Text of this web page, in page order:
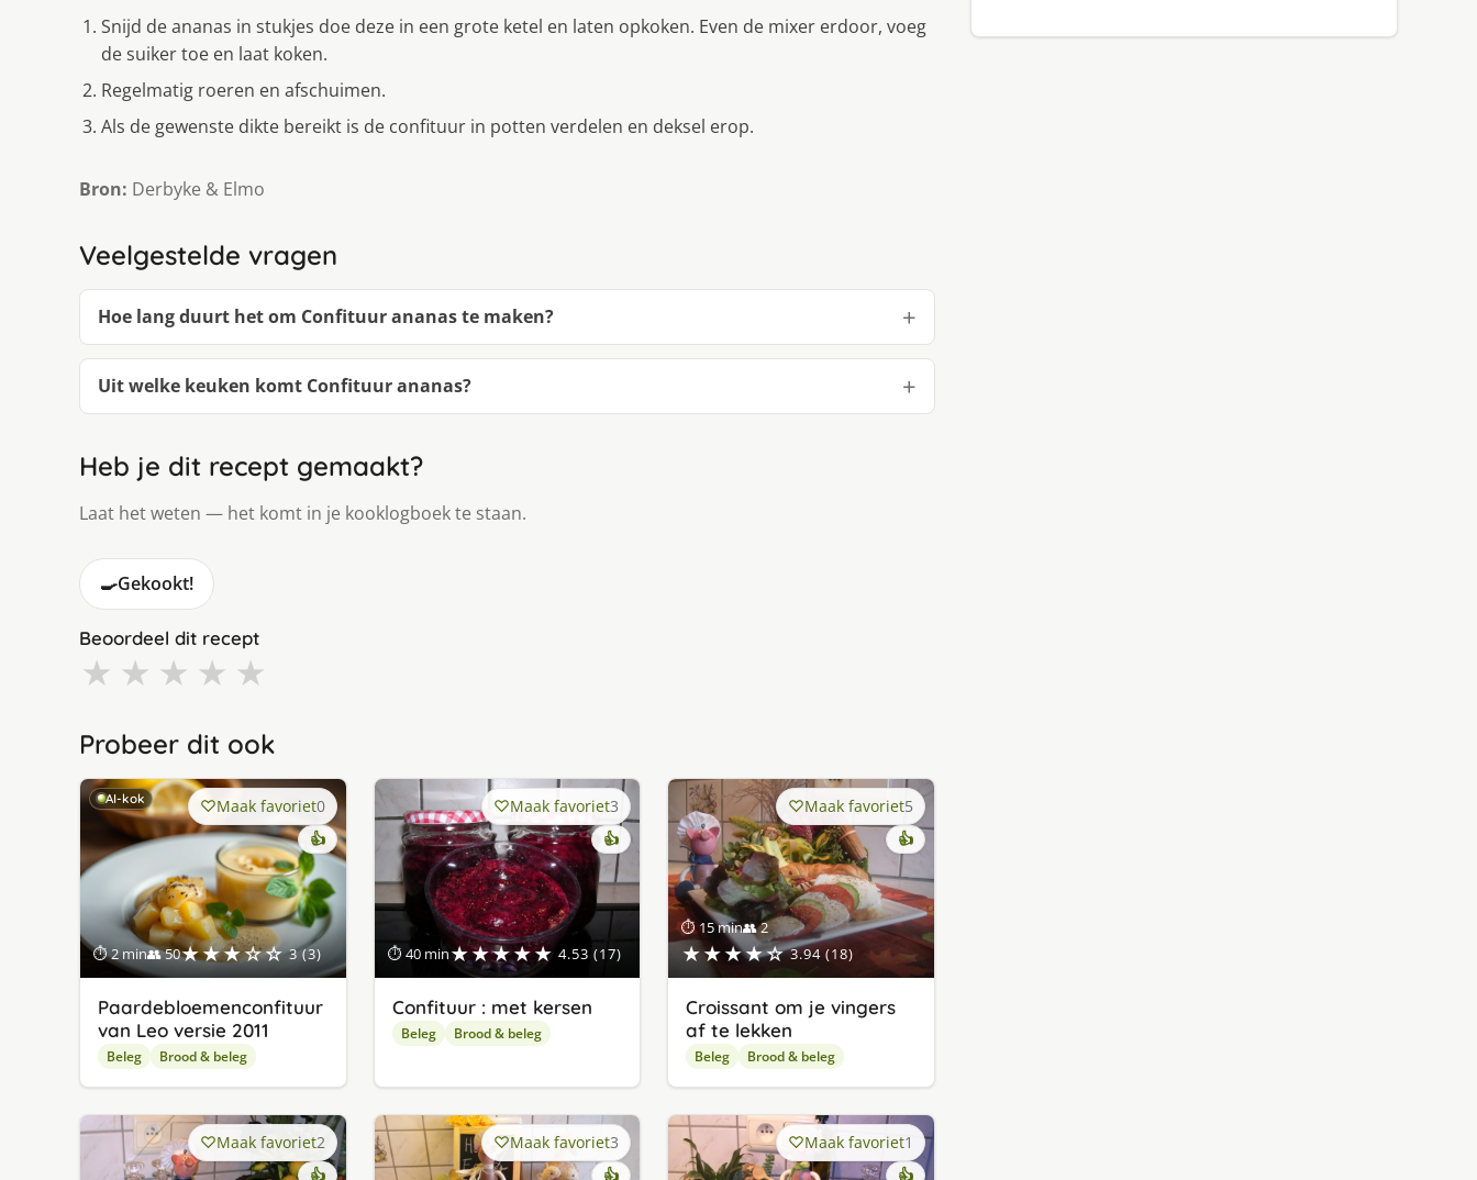
Snijd de ananas in stukjes doe deze in een grote ketel en laten opkoken. Even de mixer erdoor, voeg
de suiker toe en laat koken.
Regelmatig roeren en afschuimen.
Als de gewenste dikte bereikt is de confituur in potten verdelen en deksel erop.
Bron: Derbyke & Elmo
Veelgestelde vragen
Hoe lang duurt het om Confituur ananas te maken?
Uit welke keuken komt Confituur ananas?
Heb je dit recept gemaakt?
Laat het weten — het komt in je kooklogboek te staan.
🍳Gekookt!
Beoordeel dit recept
★ ★ ★ ★ ★
Probeer dit ook
AI-kok
⏱ 2 min👥 50★★★☆☆ 3 (3)
Maak favoriet0
👍
Paardebloemenconfituur
van Leo versie 2011
Beleg Brood & beleg
⏱ 40 min★★★★★ 4.53 (17)
Maak favoriet3
👍
Confituur : met kersen
Beleg Brood & beleg
⏱ 15 min👥 2
★★★★☆ 3.94 (18)
Maak favoriet5
👍
Croissant om je vingers
af te lekken
Beleg Brood & beleg
Maak favoriet2
👍
Maak favoriet3
👍
Maak favoriet1
👍